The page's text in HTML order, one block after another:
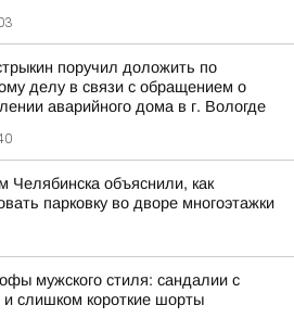
поручил доложить по
делу в связи с обращением о
аварийного дома в г. Вологде
Челябинска объяснили, как
парковку во дворе многоэтажки
мужского стиля: сандалии с
и слишком короткие шорты